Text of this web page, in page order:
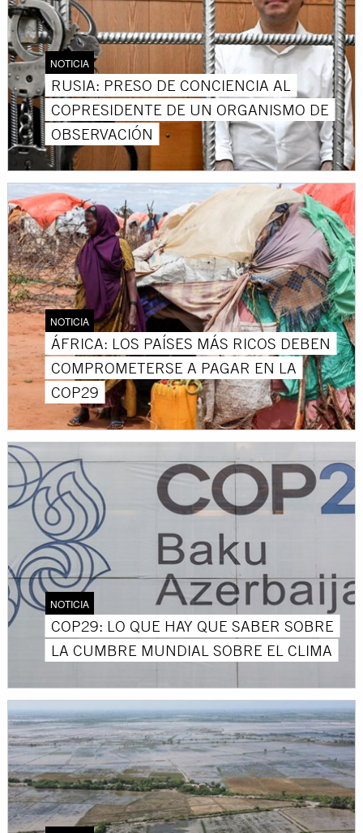
NOTICIA
RUSIA: PRESO DE CONCIENCIA AL
COPRESIDENTE DE UN ORGANISMO DE
OBSERVACIÓN
NOTICIA
ÁFRICA: LOS PAÍSES MÁS RICOS DEBEN
COMPROMETERSE A PAGAR EN LA
COP29
NOTICIA
COP29: LO QUE HAY QUE SABER SOBRE
LA CUMBRE MUNDIAL SOBRE EL CLIMA